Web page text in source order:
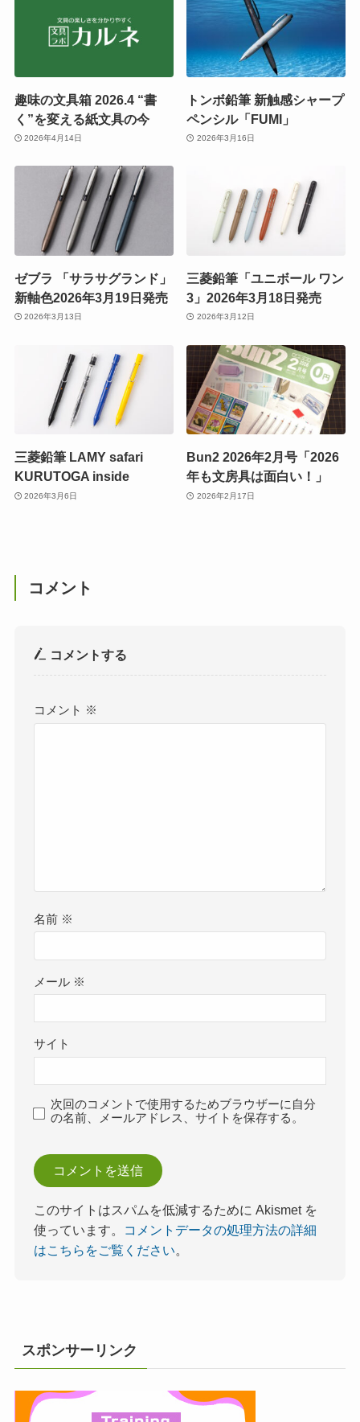
趣味の文具箱 2026.4 “書
く”を変える紙文具の今
2026年4月14日
トンボ鉛筆 新触感シャープ
ペンシル「FUMI」
2026年3月16日
ゼブラ 「サラサグランド」
新軸色2026年3月19日発売
2026年3月13日
三菱鉛筆「ユニボール ワン
3」2026年3月18日発売
2026年3月12日
三菱鉛筆 LAMY safari
KURUTOGA inside
2026年3月6日
Bun2 2026年2月号「2026
年も文房具は面白い！」
2026年2月17日
コメント
コメントする
コメント ※
名前 ※
メール ※
サイト
次回のコメントで使用するためブラウザーに自分
の名前、メールアドレス、サイトを保存する。
このサイトはスパムを低減するために Akismet を
使っています。
コメントデータの処理方法の詳細
はこちらをご覧ください。
スポンサーリンク